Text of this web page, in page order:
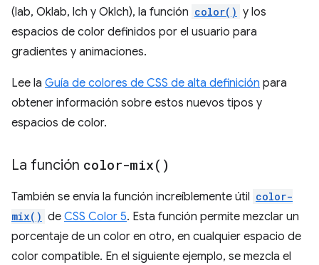
(lab, Oklab, lch y Oklch), la función color() y los
espacios de color definidos por el usuario para
gradientes y animaciones.
Lee la Guía de colores de CSS de alta definición para
obtener información sobre estos nuevos tipos y
espacios de color.
La función color-mix( )
También se envía la función increíblemente útil color-
mix() de CSS Color 5. Esta función permite mezclar un
porcentaje de un color en otro, en cualquier espacio de
color compatible. En el siguiente ejemplo, se mezcla el